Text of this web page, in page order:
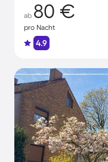
ab 80 €
pro Nacht
4.9